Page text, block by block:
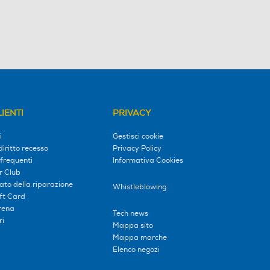
recesso
Club
della riparazione
Card
PRIVACY
Gestisci cookie
Privacy Policy
Informativa Cookies
Whistleblowing
Tech news
Mappa sito
Mappa marche
Elenco negozi